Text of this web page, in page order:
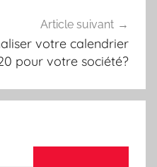
Article suivant
votre calendrier
pour votre société?